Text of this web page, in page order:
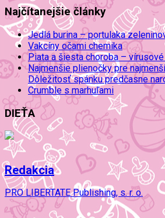
Najčítanejšie články
Jedlá burina – portulaka
Vakcíny očami chemika
Piata a šiesta choroba –
Najmenšie plienočky pre
Dôležitosť spánku predčasne
Crumble s marhuľami
DIEŤA
Redakcia
PRO LIBERTATE Publishing, s. r. o.